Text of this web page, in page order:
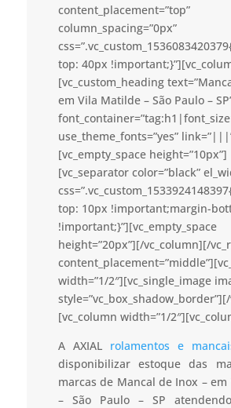
content_placement=”top”
column_spacing=”0px”
top: 40px
[vc_custom_heading
em Vila Matilde – São Paulo –
use_theme_fonts=”yes”
[vc_empty_space height=”10px”]
[vc_separator color=”black”
top: 10px !important;margin-
!important;}”][vc_empty_space
height=”20px”][/vc_column][/
width=”1/2″][vc_single_image
[vc_column width=”1/
A AXIAL rolamentos e
disponibilizar estoque das
marcas de Mancal de Inox –
– São Paulo – SP